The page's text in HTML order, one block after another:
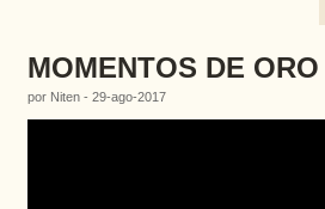
MOMENTOS DE
por Niten - 29-ago-2017